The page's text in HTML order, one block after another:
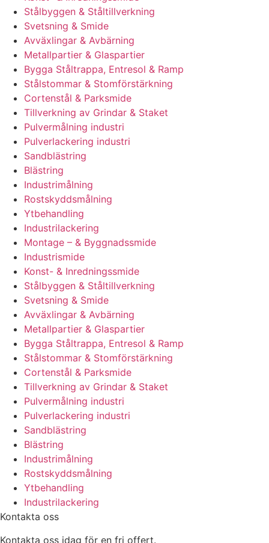
Stålbyggen & Ståltillverkning
Svetsning & Smide
Avväxlingar & Avbärning
Metallpartier & Glaspartier
Bygga Ståltrappa, Entresol & Ramp
Stålstommar & Stomförstärkning
Cortenstål & Parksmide
Tillverkning av Grindar & Staket
Pulvermålning industri
Pulverlackering industri
Sandblästring
Blästring
Industrimålning
Rostskyddsmålning
Ytbehandling
Industrilackering
Montage – & Byggnadssmide
Industrismide
Konst- & Inredningssmide
Stålbyggen & Ståltillverkning
Svetsning & Smide
Avväxlingar & Avbärning
Metallpartier & Glaspartier
Bygga Ståltrappa, Entresol & Ramp
Stålstommar & Stomförstärkning
Cortenstål & Parksmide
Tillverkning av Grindar & Staket
Pulvermålning industri
Pulverlackering industri
Sandblästring
Blästring
Industrimålning
Rostskyddsmålning
Ytbehandling
Industrilackering
Kontakta oss
Kontakta oss idag för en fri offert.